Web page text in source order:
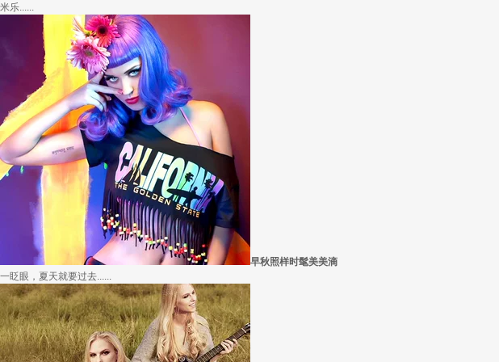
因为经常迁就他人，所以不断委屈自己，在生活中如此，在穿衣打扮中也是如此。其实......